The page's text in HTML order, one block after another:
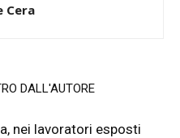
Cera
DALL'AUTORE
nei lavoratori esposti